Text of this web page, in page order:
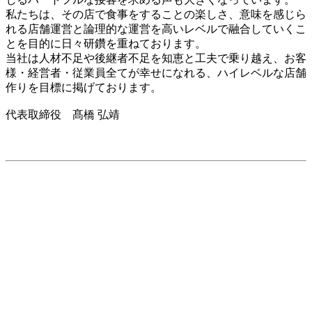
私たちは、その店で食事をすることの楽しさ、意味を感じら
れる店舗運営と論理的な運営を高いレベルで融合していくこ
とを目的に日々研鑽を重ねております。
当社は人材不足や後継者不足を知恵と工夫で乗り越え、お客
様・経営者・従業員全てが幸せになれる、ハイレベルな店舗
作りを目標に掲げております。
代表取締役 髙橋 弘靖